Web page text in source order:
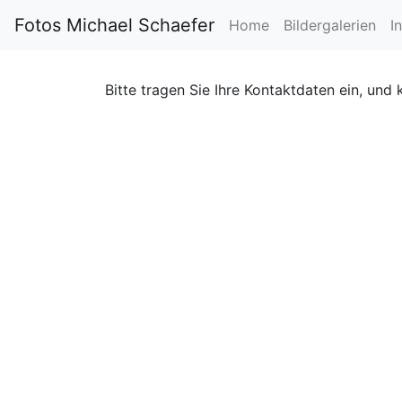
Fotos Michael Schaefer Home Bildergalerien
Bitte tragen Sie Ihre Kontaktdaten ein, und